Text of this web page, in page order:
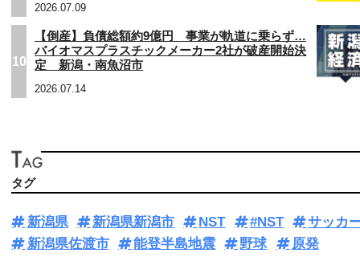
2026.07.09
10
【倒産】負債総額約9億円 事業が軌道に乗らず…
バイオマスプラスチックメーカー2社が破産開始決
定 新潟・南魚沼市
2026.07.14
タグ
新潟県 新潟県新潟市 NST #NST
サッカ
新潟県佐渡市
能登半島地震 野球
原発